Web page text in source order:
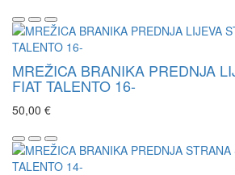
MREŽICA BRANIKA PREDNJA
FIAT TALENTO 16-
50,00 €